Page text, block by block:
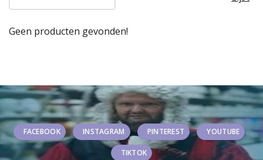
Geen producten gevonden!
FACEBOOK INSTAGRAM PINTEREST YOUTUBE
TIKTOK